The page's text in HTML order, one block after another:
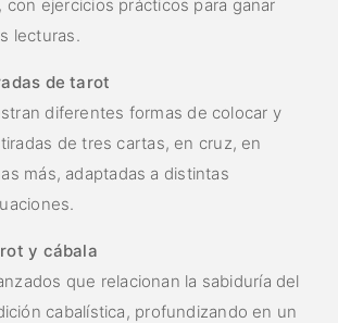
con ejercicios prácticos para ganar
lecturas.
de tarot
diferentes formas de colocar y
de tres cartas, en cruz, en
más, adaptadas a distintas
y cábala
que relacionan la sabiduría del
cabalística, profundizando en un